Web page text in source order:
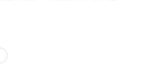
貸物件検索アプリで賃貸を探したい
りの賃貸マンション/賃貸アパートを
屋探しアプリを使って見つけたい